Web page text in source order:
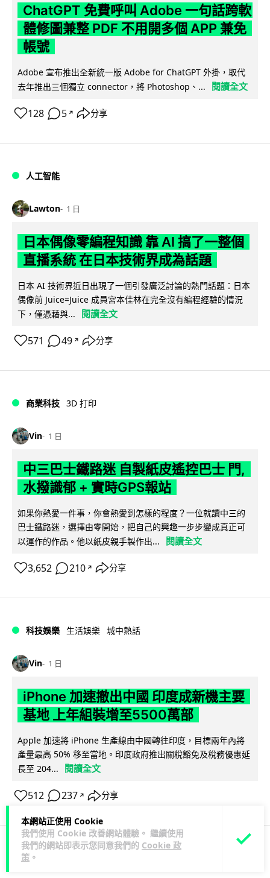
本網站正使用 Cookie
我們使用 Cookie 改善網站體驗。 繼續使用
我們的網站即表示您同意我們的 Cookie 政
策 。
ChatGPT 免費呼叫 Adobe 一句話跨軟
體修圖兼整 PDF 不用開多個 APP 兼免
帳號
Adobe 宣布推出全新統一版 Adobe for ChatGPT 外掛，取代
去年推出三個獨立 connector，將 Photoshop、...
閱讀全文
128 5 ↗ 分享
人工智能
Lawton 1 日
日本偶像零編程知識 靠 AI 搞了一整個
直播系統 在日本技術界成為話題
日本 AI 技術界近日出現了一個引發廣泛討論的熱門話題：日本
偶像前 Juice=Juice 成員宮本佳林在完全沒有編程經驗的情況
下，僅憑藉與...
閱讀全文
571 49 ↗ 分享
商業科技 3D 打印
Vin 1 日
中三巴士鐵路迷 自製紙皮遙控巴士 門,
水撥識郁 + 實時GPS報站
如果你熱愛一件事，你會熱愛到怎樣的程度？一位就讀中三的
巴士鐵路迷，選擇由零開始，把自己的興趣一步步變成真正可
以運作的作品。他以紙皮親手製作出...
閱讀全文
3,652 210 ↗ 分享
科技娛樂 生活娛樂 城中熱話
Vin 1 日
iPhone 加速撤出中國 印度成新機主要
基地 上年組裝增至5500萬部
Apple 加速將 iPhone 生產線由中國轉往印度，目標兩年內將
產量最高 50% 移至當地。印度政府推出關稅豁免及稅務優惠延
長至 204...
閱讀全文
512 237 ↗ 分享
人工智能